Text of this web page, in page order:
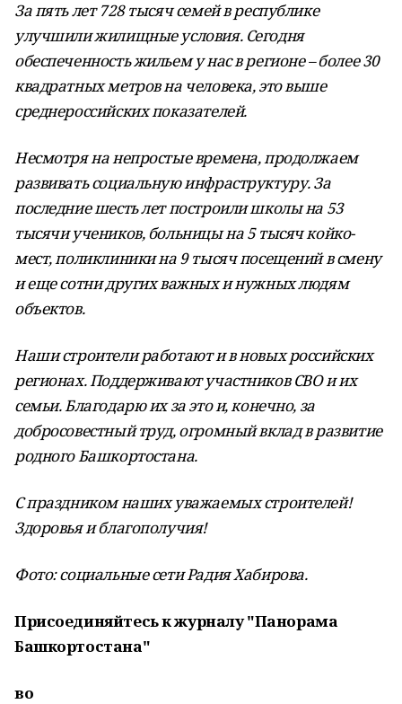
За пять лет 728 тысяч семей в республике
улучшили жилищные условия. Сегодня
обеспеченность жильем у нас в регионе – более 30
квадратных метров на человека, это выше
среднероссийских показателей.
Несмотря на непростые времена, продолжаем
развивать социальную инфраструктуру. За
последние шесть лет построили школы на 53
тысячи учеников, больницы на 5 тысяч койко-
мест, поликлиники на 9 тысяч посещений в смену
и еще сотни других важных и нужных людям
объектов.
Наши строители работают и в новых российских
регионах. Поддерживают участников СВО и их
семьи. Благодарю их за это и, конечно, за
добросовестный труд, огромный вклад в развитие
родного Башкортостана.
С праздником наших уважаемых строителей!
Здоровья и благополучия!
Фото: социальные сети Радия Хабирова.
Присоединяйтесь к журналу "Панорама
Башкортостана"
во